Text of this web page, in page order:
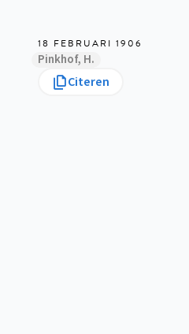
18 FEBRUARI 1906
Pinkhof, H.
Citeren